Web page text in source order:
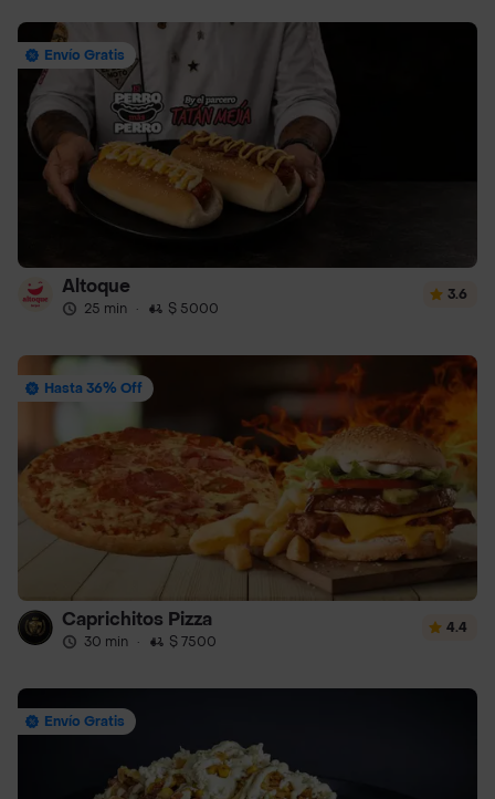
Envío Gratis
Altoque
25 min · $ 5000
3.6
Hasta 36% Off
Caprichitos Pizza
30 min · $ 7500
4.4
Envío Gratis